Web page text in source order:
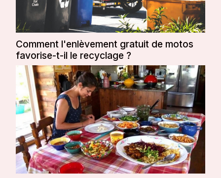
Comment l'enlèvement gratuit de motos
favorise-t-il le recyclage ?